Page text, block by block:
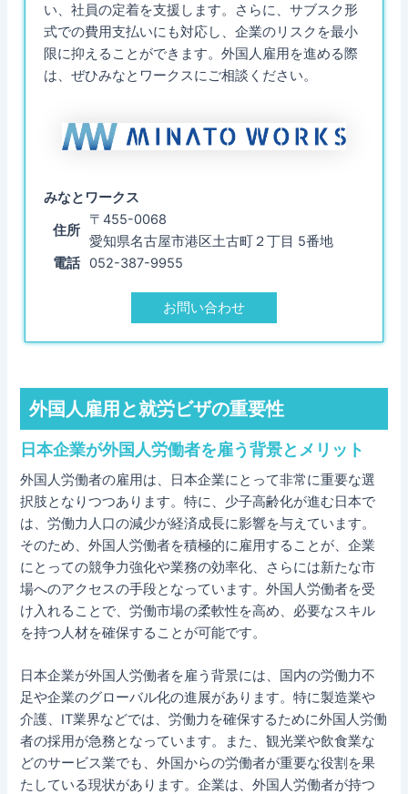
い、社員の定着を支援します。さらに、サブスク形
式での費用支払いにも対応し、企業のリスクを最小
限に抑えることができます。外国人雇用を進める際
は、ぜひみなとワークスにご相談ください。
みなとワークス
住所
〒455-0068
愛知県名古屋市港区土古町２丁目 5番地
電話
052-387-9955
お問い合わせ
外国人雇用と就労ビザの重要性
日本企業が外国人労働者を雇う背景とメリット
外国人労働者の雇用は、日本企業にとって非常に重要な選
択肢となりつつあります。特に、少子高齢化が進む日本で
は、労働力人口の減少が経済成長に影響を与えています。
そのため、外国人労働者を積極的に雇用することが、企業
にとっての競争力強化や業務の効率化、さらには新たな市
場へのアクセスの手段となっています。外国人労働者を受
け入れることで、労働市場の柔軟性を高め、必要なスキル
を持つ人材を確保することが可能です。
日本企業が外国人労働者を雇う背景には、国内の労働力不
足や企業のグローバル化の進展があります。特に製造業や
介護、IT業界などでは、労働力を確保するために外国人労働
者の採用が急務となっています。また、観光業や飲食業な
どのサービス業でも、外国からの労働者が重要な役割を果
たしている現状があります。企業は、外国人労働者が持つ